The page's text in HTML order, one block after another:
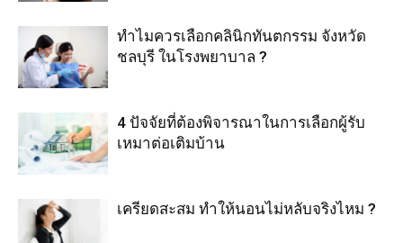
ทำไมควรเลือกคลินิกทันตกรรม จังหวัด
ชลบุรี ในโรงพยาบาล ?
4 ปัจจัยที่ต้องพิจารณาในการเลือกผู้รับ
เหมาต่อเติมบ้าน
เครียดสะสม ทำให้นอนไม่หลับจริงไหม ?